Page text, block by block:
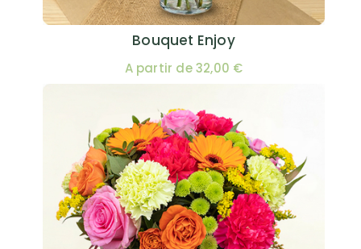
Bouquet Enjoy
A partir de 32,00 €